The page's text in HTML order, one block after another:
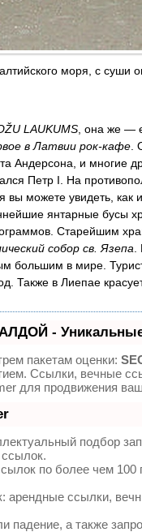
моря, с суши
LAUKUMS , она же —
в Латвии рок-кафе
Андерсона, и многие
Петр I. На
вы можете увидеть,
янтарные бусы
Старейшим
собор св. Язепа
большим в мире.
Также в Лиепае
- Уникальные
пакетам оценки:
Ссылки, вечные
для продвижения
подбор
по более чем
ссылки,
падение, а также